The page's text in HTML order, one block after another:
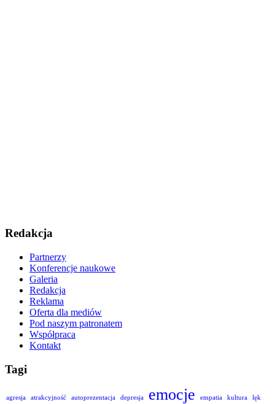
Redakcja
Partnerzy
Konferencje naukowe
Galeria
Redakcja
Reklama
Oferta dla mediów
Pod naszym patronatem
Współpraca
Kontakt
Tagi
agresja atrakcyjność autoprezentacja depresja emocje empatia kultura
lęk